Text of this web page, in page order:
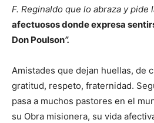
F. Reginaldo que lo abraza y pide
afectuosos donde expresa
Don Poulson”.
Amistades que dejan huellas, de
gratitud, respeto, fraternidad.
pasa a muchos pastores en el
su Obra misionera, su vida